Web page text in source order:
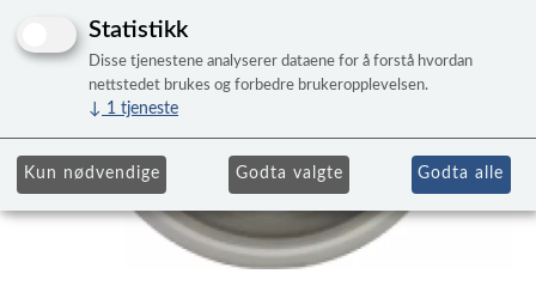
Statistikk
Disse tjenestene analyserer dataene for å forstå hvordan
nettstedet brukes og forbedre brukeropplevelsen.
↓ 1 tjeneste
Kun nødvendige Godta valgte Godta alle